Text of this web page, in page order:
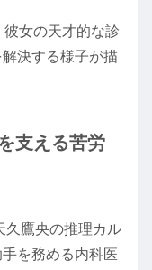
女の天才的な診
決する様子が描
支える苦労
久鷹央の推理カル
を務める内科医